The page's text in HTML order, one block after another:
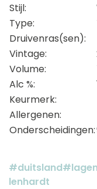
Stijl:
Type:
Druivenras(sen):
Vintage:
Volume:
Alc %:
Keurmerk:
Allergenen:
Onderscheidingen:
#duitsland
lenhardt